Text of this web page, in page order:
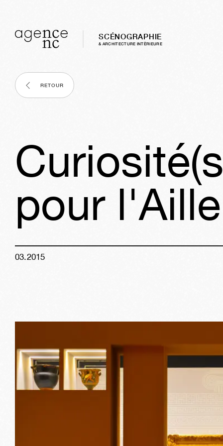
SCÉNOGRAPHIE
& ARCHITECTURE INTÈRIEURE
RETOUR
pour
03.2015